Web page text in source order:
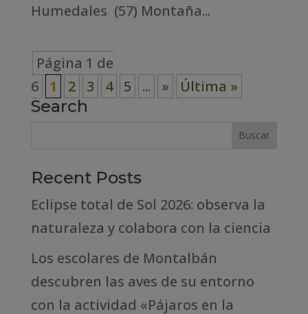
Humedales (57) Montaña...
Página 1 de
6
1 2 3 4 5 ... » Última »
Search
Recent Posts
Eclipse total de Sol 2026: observa la
naturaleza y colabora con la ciencia
Los escolares de Montalbán
descubren las aves de su entorno
con la actividad «Pájaros en la